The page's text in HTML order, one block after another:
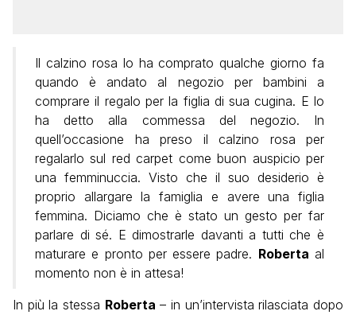
Il calzino rosa lo ha comprato qualche giorno fa
quando è andato al negozio per bambini a
comprare il regalo per la figlia di sua cugina. E lo
ha detto alla commessa del negozio. In
quell’occasione ha preso il calzino rosa per
regalarlo sul red carpet come buon auspicio per
una femminuccia. Visto che il suo desiderio è
proprio allargare la famiglia e avere una figlia
femmina. Diciamo che è stato un gesto per far
parlare di sé. E dimostrarle davanti a tutti che è
maturare e pronto per essere padre. Roberta al
momento non è in attesa!
In più la stessa Roberta – in un’intervista rilasciata dopo